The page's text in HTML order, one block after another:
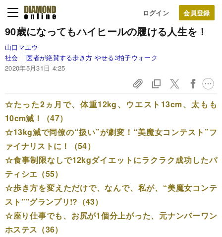
ログイン
90歳になってもハイヒールの履ける人生を！
山口マユウ
社会
医者が絶賛する歩き方 やせる3拍子ウォーク
2020年5月31日 4:25
☆たった2ヵ月で、体重12kg、ウエスト13cm、太もも
10cm減！（47）
☆13kg減で同僚の“扱い”が劇変！“美魔女コンテスト”フ
ァイナリストに！（54）
☆食事制限なしで12kgダイエットにラクラク成功したパ
ティシエ（55）
☆歩き方を変えただけで、なんで、私が、“美魔女コンテ
スト””グランプリ!?（43）
☆座り仕事でも、お尻が1個分上がった、元ナンバーワン
ホステス（36）